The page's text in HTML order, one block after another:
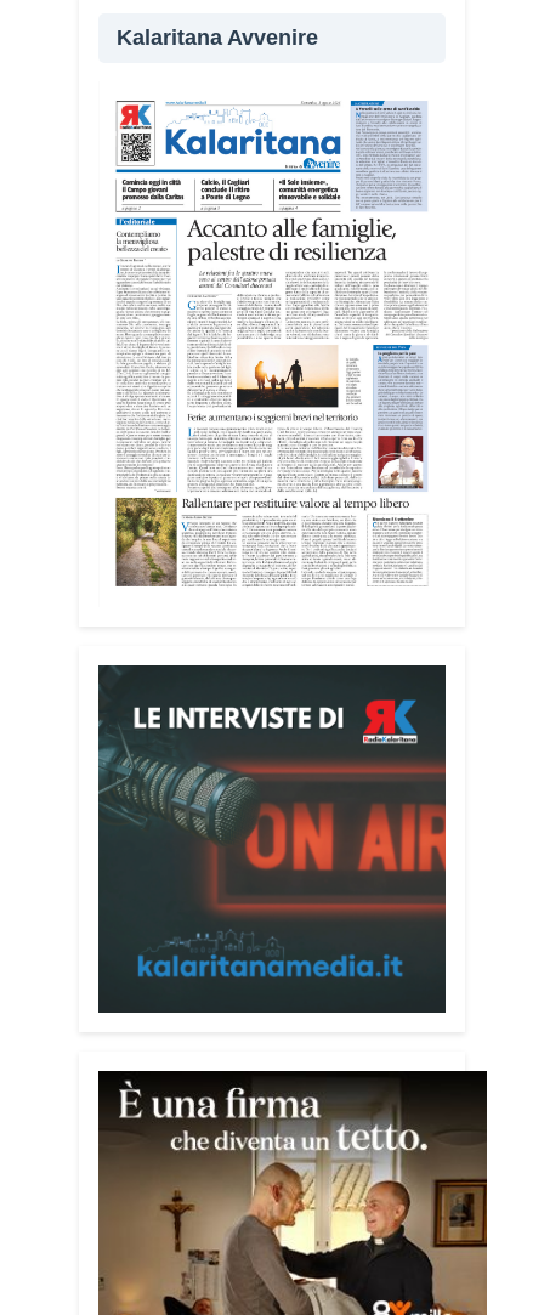
e volontariato, affrontando temi come
dialogo nel Mediterraneo», spiega
Michela Campus, dell’équipe
organizzativa.
I giovani sono impegnati in diverse
realtà del territorio, dall’assistenza agli
anziani e alle persone con disabilità
nelle attività dell’OAMI al supporto nei
centri di accoglienza per migranti, dove
contribuiscono anche alla cura degli
spazi comuni. «Prendersi cura degli
ambienti significa favorire accoglienza e
dignità», racconta Alessandro Adimari.
Tra i partecipanti anche i seminaristi,
impegnati accanto agli anziani della
casa di riposo Cristo Re.
«Un’esperienza di crescita umana e
Il programma dedica spazio anche ai
temi della pace e della cooperazione
nel Mediterraneo. Oggi pomeriggio, alla
Mediateca del Mediterraneo (MEM),
l’incontro con l’arcivescovo monsignor
Giuseppe Baturi ha approfondito il ruolo
dei giovani nella costruzione di ponti tra
inserito nel percorso “Cagliari Città della
Pace e del Mediterraneo”, progetto che
promuove il dialogo e la collaborazione
Tra le testimonianze quella di Thea,
giovane libanese del Consiglio dei
Giovani del Mediterraneo della CEI: «Il
campo è molto più di un’esperienza di
volontariato: è un’opportunità per
costruire relazioni attraverso il servizio,
linguaggio universale capace di unire
persone diverse».
Kalaritana Avvenire